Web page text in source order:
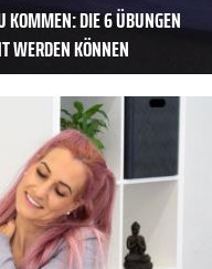
KOMMEN: DIE 6 ÜBUNGEN
WERDEN KÖNNEN